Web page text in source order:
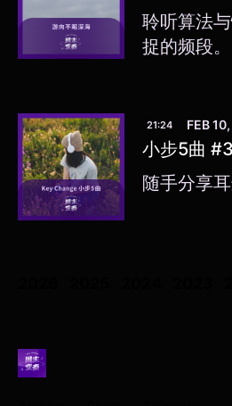
聆听算法
捉的频段。
21:24 FEB
小步5曲
随手分享